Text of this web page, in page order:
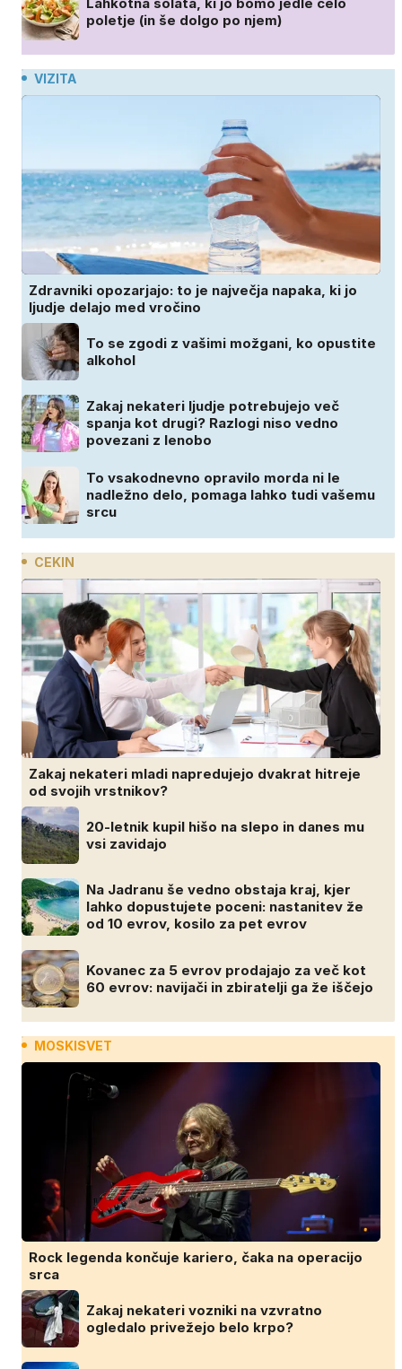
poletje (in še dolgo po njem)
VIZITA
Zdravniki opozarjajo: to je največja napaka, ki jo
ljudje delajo med vročino
To se zgodi z vašimi možgani, ko opustite
alkohol
Zakaj nekateri ljudje potrebujejo več
spanja kot drugi? Razlogi niso vedno
povezani z lenobo
To vsakodnevno opravilo morda ni le
nadležno delo, pomaga lahko tudi vašemu
srcu
CEKIN
Zakaj nekateri mladi napredujejo dvakrat hitreje
od svojih vrstnikov?
20-letnik kupil hišo na slepo in danes mu
vsi zavidajo
Na Jadranu še vedno obstaja kraj, kjer
lahko dopustujete poceni: nastanitev že
od 10 evrov, kosilo za pet evrov
Kovanec za 5 evrov prodajajo za več kot
60 evrov: navijači in zbiratelji ga že iščejo
MOSKISVET
Rock legenda končuje kariero, čaka na operacijo
srca
Zakaj nekateri vozniki na vzvratno
ogledalo privežejo belo krpo?